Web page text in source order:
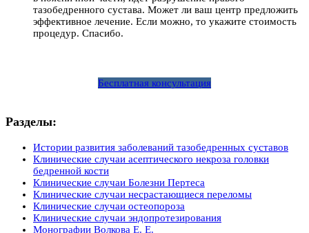
тазобедренного сустава. Может ли ваш центр предложить
эффективное лечение. Если можно, то укажите стоимость
процедур. Спасибо.
Бесплатная консультация
Разделы:
Истории развития заболеваний тазобедренных суставов
Клинические случаи асептического некроза головки
бедренной кости
Клинические случаи Болезни Пертеса
Клинические случаи несрастающиеся переломы
Клинические случаи остеопороза
Клинические случаи эндопротезирования
Монографии Волкова Е. Е.